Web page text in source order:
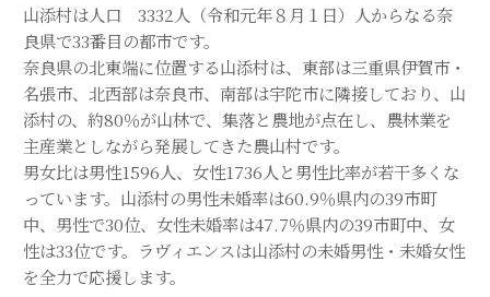
山添村は人口 3332人（令和元年８月１日）人からなる奈
良県で33番目の都市です。
奈良県の北東端に位置する山添村は、東部は三重県伊賀市・
名張市、北西部は奈良市、南部は宇陀市に隣接しており、山
添村の、約80％が山林で、集落と農地が点在し、農林業を
主産業としながら発展してきた農山村です。
男女比は男性1596人、女性1736人と男性比率が若干多くな
っています。山添村の男性未婚率は60.9％県内の39市町
中、男性で30位、女性未婚率は47.7％県内の39市町中、女
性は33位です。ラヴィエンスは山添村の未婚男性・未婚女性
を全力で応援します。